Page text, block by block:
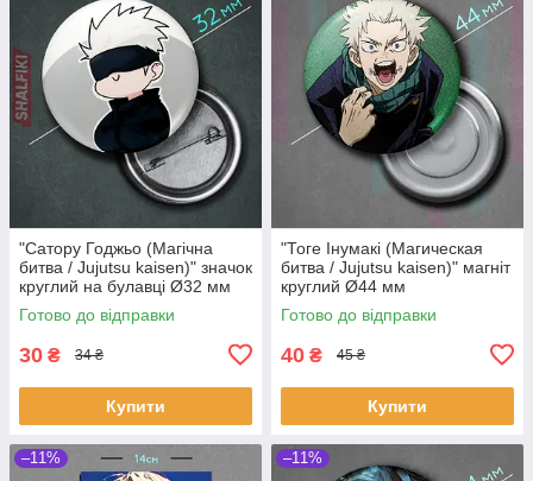
"Сатору Годжьо (Магічна
битва / Jujutsu kaisen)" значок
круглий на булавці Ø32 мм
Готово до відправки
30 ₴ 34 ₴
Купити
"Тоге Інумакі (Магическая
битва / Jujutsu kaisen)" магніт
круглий Ø44 мм
Готово до відправки
40 ₴ 45 ₴
Купити
–11% –11%